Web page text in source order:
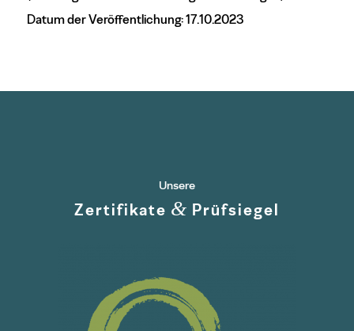
Datum der Veröffentlichung: 17.10.2023
Unsere
Zertifikate & Prüfsiegel